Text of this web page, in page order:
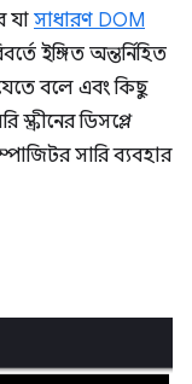
যা সাধারণ DOM
ইঙ্গিত অন্তর্নিহিত
বলে এবং কিছু
স্ক্রীনের ডিসপ্লে
সারি ব্যবহার